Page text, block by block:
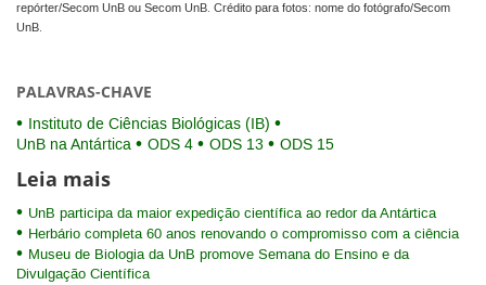
repórter/Secom UnB ou Secom UnB. Crédito para fotos: nome do fotógrafo/Secom
UnB.
PALAVRAS-CHAVE
Instituto de Ciências Biológicas (IB)
UnB na Antártica
ODS 4 ODS 13 ODS 15
Leia mais
UnB participa da maior expedição científica ao redor da Antártica
Herbário completa 60 anos renovando o compromisso com a ciência
Museu de Biologia da UnB promove Semana do Ensino e da
Divulgação Científica